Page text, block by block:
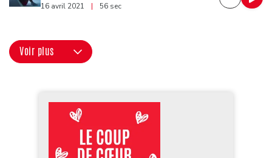
16 avril 2021 | 56 sec
Voir plus